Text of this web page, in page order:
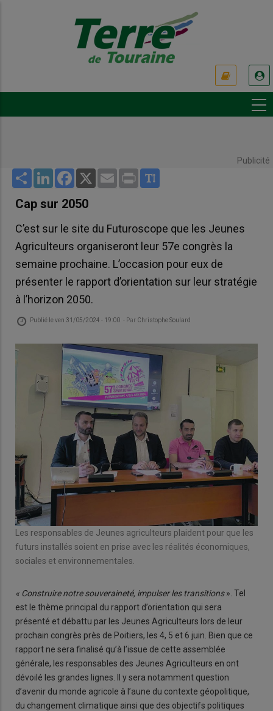
Publicité
Share LinkedInFacebook
X Email Print
Cap sur 2050
C’est sur le site du Futuroscope que les Jeunes
Agriculteurs organiseront leur 57e congrès la
semaine prochaine. L’occasion pour eux de
présenter le rapport d’orientation sur leur stratégie
à l’horizon 2050.
Publié leven 31/05/2024 - 19:00 - Par Christophe Soulard
Les responsables de Jeunes agriculteurs plaident pour que les
futurs installés soient en prise avec les réalités économiques,
sociales et environnementales.
« Construire notre souveraineté, impulser les transitions». Tel
est le thème principal du rapport d’orientation qui sera
présenté et débattu par les Jeunes Agriculteurs lors de leur
prochain congrès près de Poitiers, les 4, 5 et 6 juin. Bien que ce
rapport ne sera finalisé qu’à l’issue de cette assemblée
générale, les responsables des Jeunes Agriculteurs en ont
dévoilé les grandes lignes. Il y sera notamment question
d’avenir du monde agricole à l’aune du contexte géopolitique,
du changement climatique ainsi que des objectifs politiques